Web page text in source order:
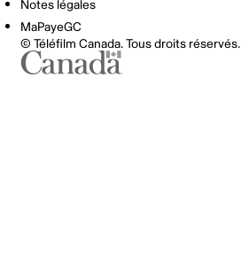
Notes légales
MaPayeGC
© Téléfilm Canada. Tous droits réservés.